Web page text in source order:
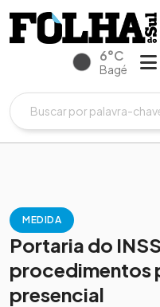
6°C
Bagé
MEDIDA
Portaria do
procedimentos
presencial